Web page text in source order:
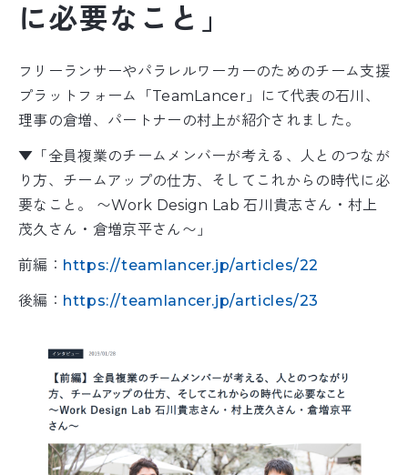
に必要なこと」
フリーランサーやパラレルワーカーのためのチーム支援
プラットフォーム「TeamLancer」にて代表の石川、
理事の倉増、パートナーの村上が紹介されました。
▼「全員複業のチームメンバーが考える、人とのつなが
り方、チームアップの仕方、そしてこれからの時代に必
要なこと。 〜Work Design Lab 石川貴志さん・村上
茂久さん・倉増京平さん〜」
前編： https://teamlancer.jp/articles/22
後編： https://teamlancer.jp/articles/23